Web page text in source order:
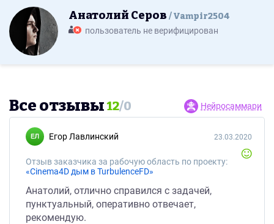
Анатолий Серов Vampir2504
пользователь не верифицирован
Все отзывы12/0 Нейросаммари
Егор Лавлинский
Отзыв заказчика за рабочую область по проекту:
«Cinema4D дым в TurbulenceFD»
23.03.2020
Анатолий, отлично справился с задачей,
пунктуальный, оперативно отвечает,
рекомендую.